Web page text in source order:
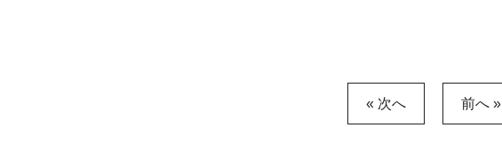
« 次へ 前へ »